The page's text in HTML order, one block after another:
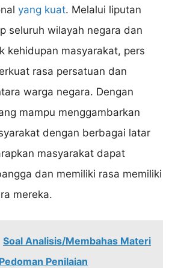
yang kuat. Melalui liputan
seluruh wilayah negara dan
kehidupan masyarakat, pers
rasa persatuan dan
warga negara. Dengan
mampu menggambarkan
dengan berbagai latar
masyarakat dapat
dan memiliki rasa memiliki
mereka.
Soal Analisis/Membahas Materi
Penilaian